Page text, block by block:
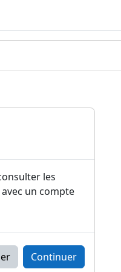
les
un compte
Continuer